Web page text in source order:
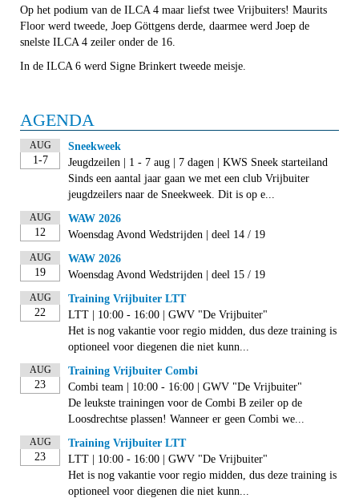
Op het podium van de ILCA 4 maar liefst twee Vrijbuiters! Maurits
Floor werd tweede, Joep Göttgens derde, daarmee werd Joep de
snelste ILCA 4 zeiler onder de 16.
In de ILCA 6 werd Signe Brinkert tweede meisje.
AGENDA
AUG
1-7
Sneekweek
Jeugdzeilen | 1 - 7 aug | 7 dagen | KWS Sneek starteiland
Sinds een aantal jaar gaan we met een club Vrijbuiter
jeugdzeilers naar de Sneekweek. Dit is op e...
AUG
12
WAW 2026
Woensdag Avond Wedstrijden | deel 14 / 19
AUG
19
WAW 2026
Woensdag Avond Wedstrijden | deel 15 / 19
AUG
22
Training Vrijbuiter LTT
LTT | 10:00 - 16:00 | GWV "De Vrijbuiter"
Het is nog vakantie voor regio midden, dus deze training is
optioneel voor diegenen die niet kunn...
AUG
23
Training Vrijbuiter Combi
Combi team | 10:00 - 16:00 | GWV "De Vrijbuiter"
De leukste trainingen voor de Combi B zeiler op de
Loosdrechtse plassen! Wanneer er geen Combi we...
AUG
23
Training Vrijbuiter LTT
LTT | 10:00 - 16:00 | GWV "De Vrijbuiter"
Het is nog vakantie voor regio midden, dus deze training is
optioneel voor diegenen die niet kunn...